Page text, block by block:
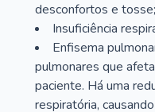
desconfortos e tosse;
Insuficiência
Enfisema
pulmonares que
paciente. Há uma
respiratória,